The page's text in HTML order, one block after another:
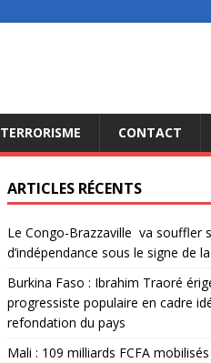
TERRORISME CONTACT
ARTICLES RÉCENTS
Le Congo-Brazzaville va souffler
d’indépendance sous le signe de
Burkina Faso : Ibrahim Traoré
progressiste populaire en cadre
refondation du pays
Mali : 109 milliards FCFA